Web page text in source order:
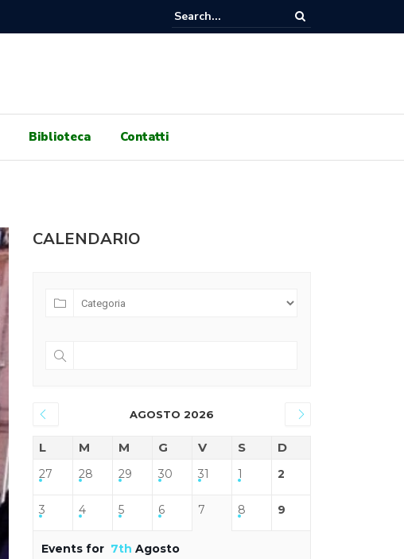
100 GIORNI DI GENOCIDIO, 100 GIORNI DI RESISTENZA! ASSEMBLEA
GENNAIO, ORE 17:30 A GALLERIA PRINCIPE DI NAPOLI!
Biblioteca Contatti
CALENDARIO
AGOSTO 2026
L M M G V S D
27 28 29 30 31 1 2
3 4 5 6 7 8 9
Events for 7th Agosto